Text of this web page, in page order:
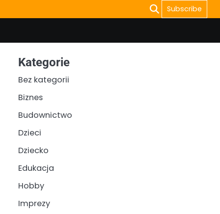
Subscribe
Kategorie
Bez kategorii
Biznes
Budownictwo
Dzieci
Dziecko
Edukacja
Hobby
Imprezy